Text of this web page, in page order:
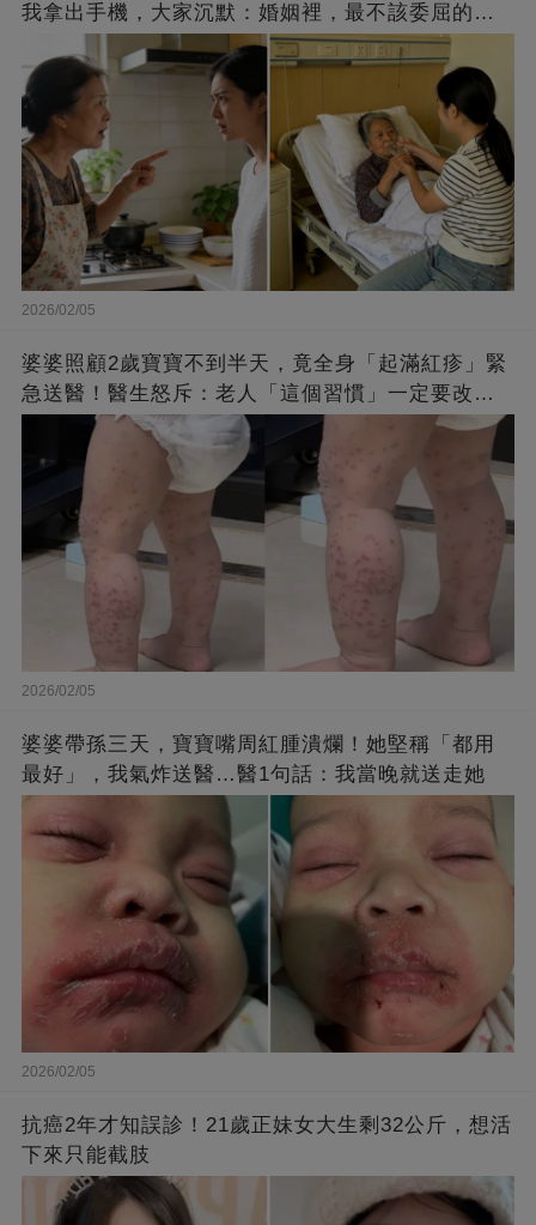
我拿出手機，大家沉默：婚姻裡，最不該委屈的是
2026/02/05
婆婆照顧2歲寶寶不到半天，竟全身「起滿紅疹」緊
急送醫！醫生怒斥：老人「這個習慣」一定要改
2026/02/05
婆婆帶孫三天，寶寶嘴周紅腫潰爛！她堅稱「都用
最好」，我氣炸送醫…醫1句話：我當晚就送走她
2026/02/05
抗癌2年才知誤診！21歲正妹女大生剩32公斤，想活
下來只能截肢